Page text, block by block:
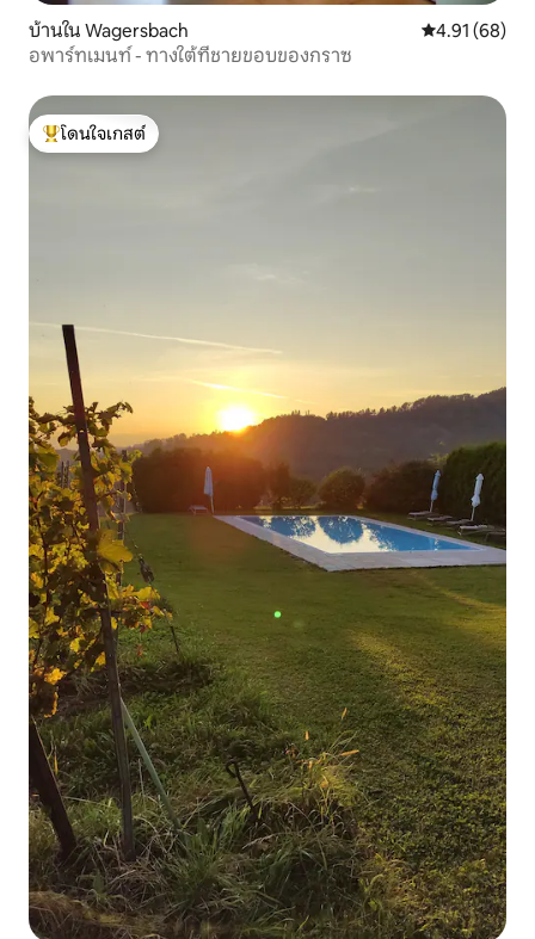
บ้านใน Wagersbach คะแนนเฉลี่ย
4.91 (68)
อพาร์ทเมนท์ - ทางใต้ที่ชายขอบของกราซ
โดนใจเกสต์ที่สุด
โดนใจเกสต์